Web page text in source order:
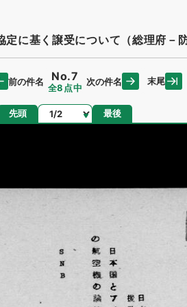
に基く譲受について（総理府－
前の件名 No.7
全8点中
次の件名 末尾
先頭 ページ 最後